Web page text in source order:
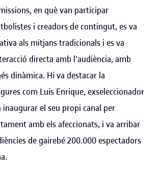
en què van participar
i creadors de contingut, es va
als mitjans tradicionals i es va
directa amb l'audiència, amb
dinàmica. Hi va destacar la
com Luis Enrique, exseleccionador
inaugurar el seu propi canal per
amb els afeccionats, i va arribar
de gairebé 200.000 espectadors